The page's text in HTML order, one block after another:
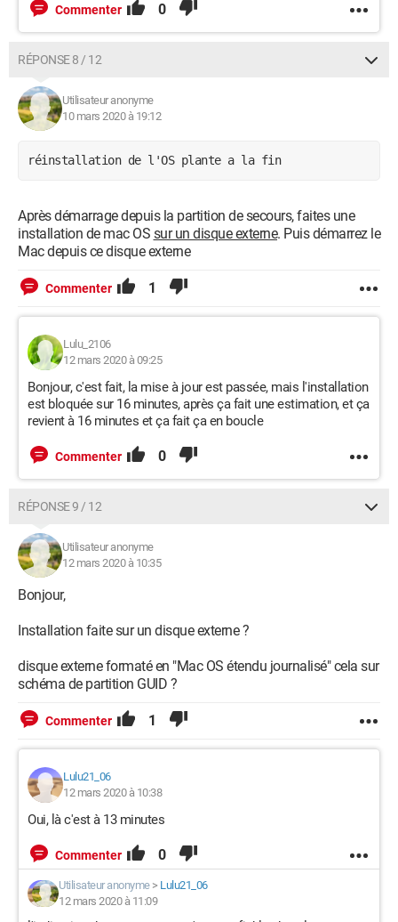
Commenter 0
RÉPONSE 8 / 12
Utilisateur anonyme
10 mars 2020 à 19:12
réinstallation de l'OS plante a la fin
Après démarrage depuis la partition de secours, faites une
installation de mac OS sur un disque externe. Puis démarrez le
Mac depuis ce disque externe
Commenter 1
Lulu_2106
12 mars 2020 à 09:25
Bonjour, c'est fait, la mise à jour est passée, mais l'installation
est bloquée sur 16 minutes, après ça fait une estimation, et ça
revient à 16 minutes et ça fait ça en boucle
Commenter 0
RÉPONSE 9 / 12
Utilisateur anonyme
12 mars 2020 à 10:35
Bonjour,
Installation faite sur un disque externe ?
disque externe formaté en "Mac OS étendu journalisé" cela sur
schéma de partition GUID ?
Commenter 1
Lulu21_06
12 mars 2020 à 10:38
Oui, là c'est à 13 minutes
Commenter 0
Utilisateur anonyme> Lulu21_06
12 mars 2020 à 11:09